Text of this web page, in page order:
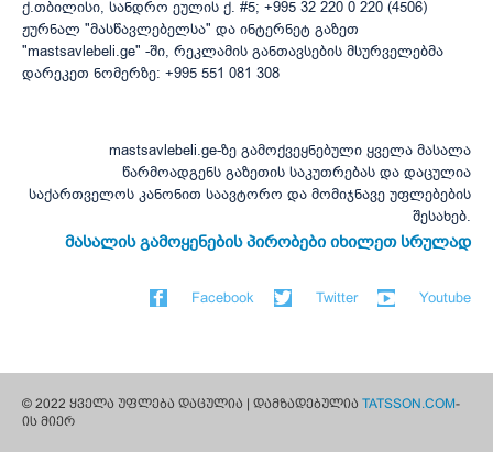
ქ.თბილისი, სანდრო ეულის ქ. #5; +995 32 220 0 220 (4506)
ჟურნალ "მასწავლებელსა" და ინტერნეტ გაზეთ
"mastsavlebeli.ge" -ში, რეკლამის განთავსების მსურველებმა
დარეკეთ ნომერზე: +995 551 081 308
mastsavlebeli.ge-ზე გამოქვეყნებული ყველა მასალა
წარმოადგენს გაზეთის საკუთრებას და დაცულია
საქართველოს კანონით საავტორო და მომიჯნავე უფლებების
შესახებ.
მასალის გამოყენების პირობები იხილეთ სრულად
Facebook Twitter Youtube
© 2022 ყველა უფლება დაცულია | დამზადებულია TATSSON.COM-
ის მიერ